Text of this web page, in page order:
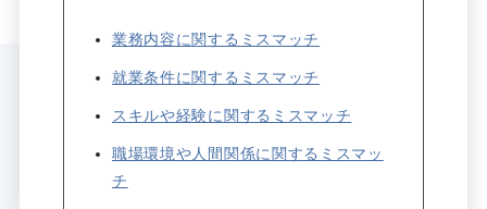
業務内容に関するミスマッチ
就業条件に関するミスマッチ
スキルや経験に関するミスマッチ
職場環境や人間関係に関するミスマッ
チ